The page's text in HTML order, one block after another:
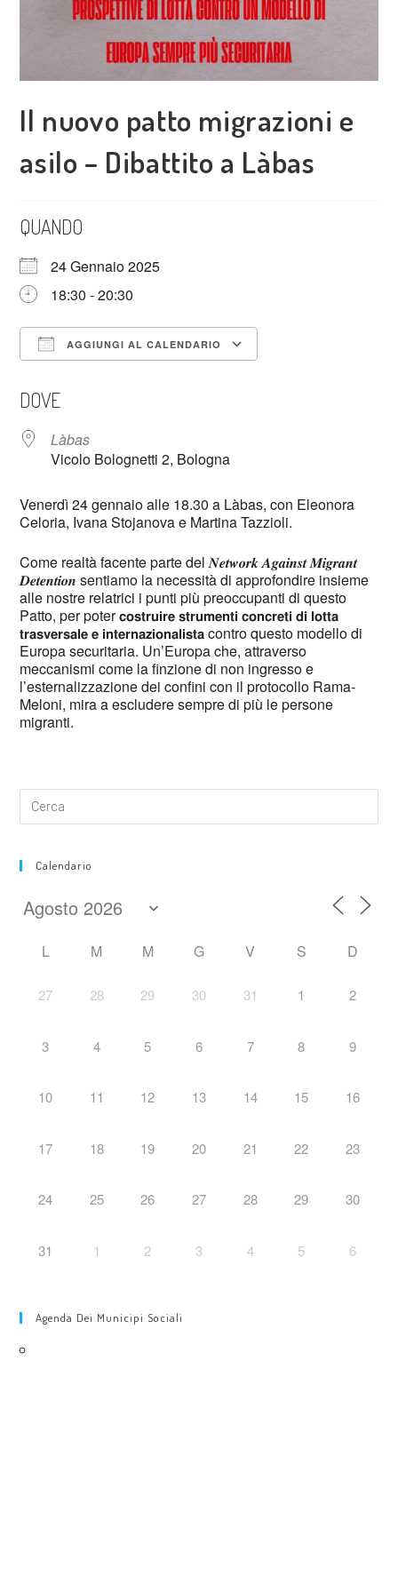
Il nuovo patto migrazioni e
asilo – Dibattito a Làbas
QUANDO
24 Gennaio 2025
18:30 - 20:30
AGGIUNGI AL CALENDARIO
DOVE
Làbas
Vicolo Bolognetti 2, Bologna
Venerdì 24 gennaio alle 18.30 a Làbas, con Eleonora
Celoria, Ivana Stojanova e Martina Tazzioli.
Come realtà facente parte del 𝑵𝒆𝒕𝒘𝒐𝒓𝒌 𝑨𝒈𝒂𝒊𝒏𝒔𝒕 𝑴𝒊𝒈𝒓𝒂𝒏𝒕
𝑫𝒆𝒕𝒆𝒏𝒕𝒊𝒐𝒏 sentiamo la necessità di approfondire insieme
alle nostre relatrici i punti più preoccupanti di questo
Patto, per poter 𝗰𝗼𝘀𝘁𝗿𝘂𝗶𝗿𝗲 𝘀𝘁𝗿𝘂𝗺𝗲𝗻𝘁𝗶 𝗰𝗼𝗻𝗰𝗿𝗲𝘁𝗶 𝗱𝗶 𝗹𝗼𝘁𝘁𝗮
𝘁𝗿𝗮𝘀𝘃𝗲𝗿𝘀𝗮𝗹𝗲 𝗲 𝗶𝗻𝘁𝗲𝗿𝗻𝗮𝘇𝗶𝗼𝗻𝗮𝗹𝗶𝘀𝘁𝗮 contro questo modello di
Europa securitaria. Un’Europa che, attraverso
meccanismi come la finzione di non ingresso e
l’esternalizzazione dei confini con il protocollo Rama-
Meloni, mira a escludere sempre di più le persone
migranti.
Calendario
L M M G V S D
27 28 29 30 31 1 2
3 4 5 6 7 8 9
10 11 12 13 14 15 16
17 18 19 20 21 22 23
24 25 26 27 28 29 30
31 1 2 3 4 5 6
Agenda Dei Municipi Sociali